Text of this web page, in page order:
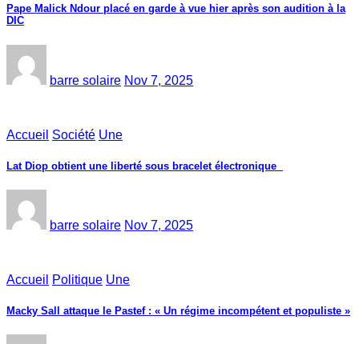
Pape Malick Ndour placé en garde à vue hier après son audition à la
DIC
barre solaire Nov 7, 2025
Accueil Société Une
Lat Diop obtient une liberté sous bracelet électronique
barre solaire Nov 7, 2025
Accueil Politique Une
Macky Sall attaque le Pastef : « Un régime incompétent et populiste »